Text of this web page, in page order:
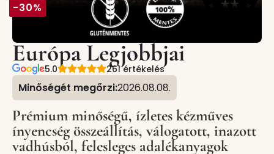
-30%
Európa Legjobbjai
5.0 261 értékelés
Minőségét megőrzi:2026.08.08.
Prémium minőségű, ízletes kézműves
ínyencség összeállítás, válogatott, inazott
vadhúsból, felesleges adalékanyagok